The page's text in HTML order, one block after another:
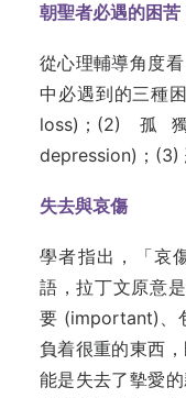
朝聖者必遇的困
從心理輔導角度
中必遇到的三種
loss)；(2)
depression)；(3)
失去與哀傷
學者指出，「哀
語，拉丁文原意
要 (important)、
負着很重的東西
能是失去了摰愛